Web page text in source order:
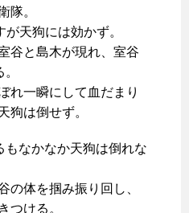
隊。
天狗には効かず。
谷と島木が現れ、室谷
れ一瞬にして血だまり
狗は倒せず。
なかなか天狗は倒れな
の体を掴み振り回し、
つける。